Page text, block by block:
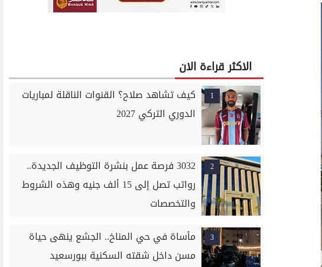
الاكثر قراءة الان
1
كيف تشاهد صلاح؟ القنوات الناقلة لمباريات
الدوري التركي 2027
2
3032 فرصة عمل بنشرة التوظيف الجديدة..
رواتب تصل إلى 15 ألف جنيه وهذه الشروط
والتخصصات
3
مأساة في حي المناخ.. الجشع ينهى حياة
مسن داخل شقته السكنية ببورسعيد